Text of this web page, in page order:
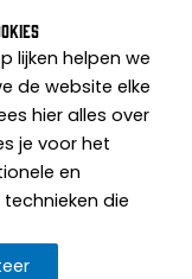
Festival in
hebben daar
vlekkeloos.
U10-toernooi bij
een
reguliere
trots.
lijken helpen we
de website elke
hier alles over
je voor het
en
die